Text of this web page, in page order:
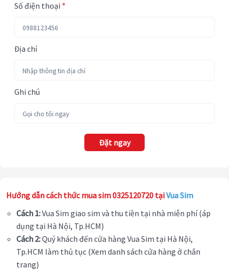
Số điện thoại *
Địa chỉ
Ghi chú
Đặt ngay
Hướng dẫn cách thức mua sim 0325120720 tạiVua Sim
Cách 1:Vua Sim giao sim và thu tiền tại nhà miễn phí (áp
dụng tại Hà Nội, Tp.HCM)
Cách 2:Quý khách đến cửa hàng Vua Sim tại Hà Nội,
Tp.HCM làm thủ tục (Xem danh sách cửa hàng ở chân
trang)